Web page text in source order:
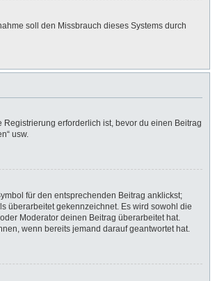
soll den Missbrauch dieses Systems durch
Registrierung erforderlich ist, bevor du einen Beitrag
usw.
für den entsprechenden Beitrag anklickst;
überarbeitet gekennzeichnet. Es wird sowohl die
Moderator deinen Beitrag überarbeitet hat.
wenn bereits jemand darauf geantwortet hat.